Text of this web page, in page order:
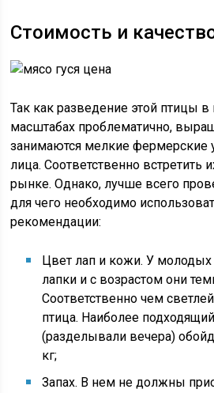
Стоимость и
Так как разведение этой птицы
масштабах проблематично,
занимаются мелкие фермерские
лица. Соответственно встретить
рынке. Однако, лучше всего
для чего необходимо
рекомендации:
Цвет лап и кожи. У молодых
лапки и с возрастом они
Соответственно чем
птица. Наиболее
(разделывали вечера)
кг;
Запах. В нем не должны